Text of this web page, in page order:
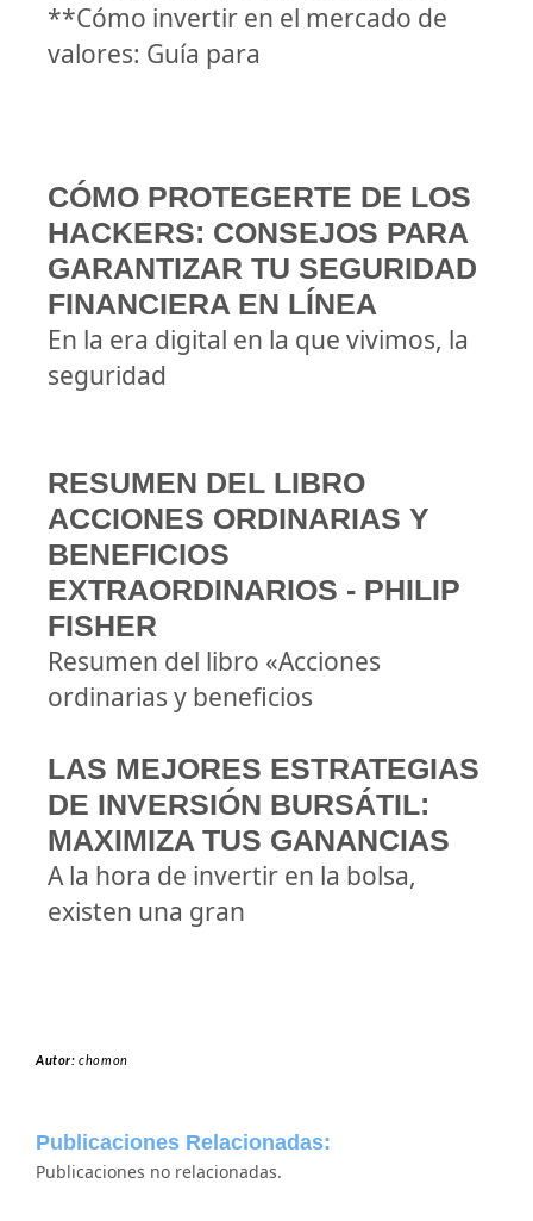
**Cómo invertir en el mercado de
valores: Guía para
CÓMO PROTEGERTE DE LOS
HACKERS: CONSEJOS PARA
GARANTIZAR TU SEGURIDAD
FINANCIERA EN LÍNEA
En la era digital en la que vivimos, la
seguridad
RESUMEN DEL LIBRO
ACCIONES ORDINARIAS Y
BENEFICIOS
EXTRAORDINARIOS - PHILIP
FISHER
Resumen del libro «Acciones
ordinarias y beneficios
LAS MEJORES ESTRATEGIAS
DE INVERSIÓN BURSÁTIL:
MAXIMIZA TUS GANANCIAS
A la hora de invertir en la bolsa,
existen una gran
Autor:chomon
Publicaciones Relacionadas:
Publicaciones no relacionadas.